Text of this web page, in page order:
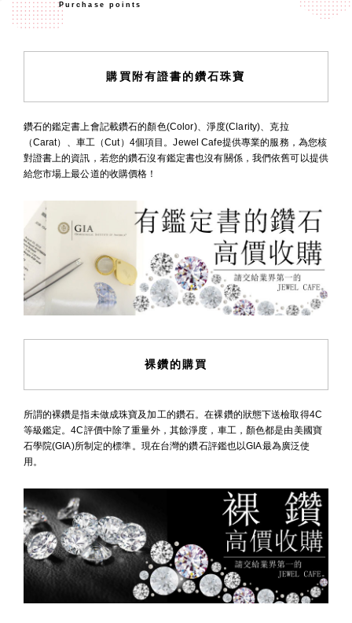
Purchase points
購買附有證書的鑽石珠寶
鑽石的鑑定書上會記載鑽石的顏色(Color)、淨度(Clarity)、克拉
（Carat）、車工（Cut）4個項目。Jewel Cafe提供專業的服務，為您核
對證書上的資訊，若您的鑽石沒有鑑定書也沒有關係，我們依舊可以提供
給您市場上最公道的收購價格！
裸鑽的購買
所謂的裸鑽是指未做成珠寶及加工的鑽石。在裸鑽的狀態下送檢取得4C
等級鑑定。4C評價中除了重量外，其餘淨度，車工，顏色都是由美國寶
石學院(GIA)所制定的標準。現在台灣的鑽石評鑑也以GIA最為廣泛使
用。